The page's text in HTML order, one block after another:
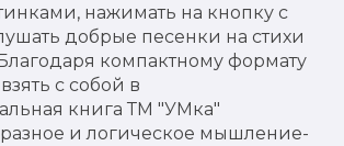
нажимать на кнопку с
добрые песенки на стихи
компактному формату
с собой в
книга ТМ "УМка"
и логическое мышление-